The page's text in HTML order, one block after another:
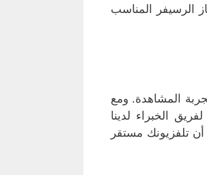
الرسيفر المناسب
المشاهدة. ومع
الخبراء لدينا
تلفزيونك مستقر